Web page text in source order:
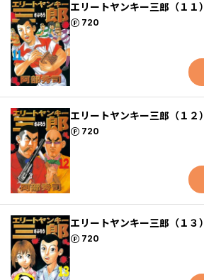
エリートヤンキー三郎（１１）
720
ポイント
エリートヤンキー三郎（１２）
720
ポイント
エリートヤンキー三郎（１３）
720
ポイント